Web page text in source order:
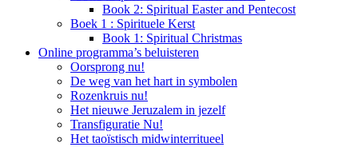
Book 2: Spiritual Easter and Pentecost
Boek 1 : Spirituele Kerst
Book 1: Spiritual Christmas
Online programma’s beluisteren
Oorsprong nu!
De weg van het hart in symbolen
Rozenkruis nu!
Het nieuwe Jeruzalem in jezelf
Transfiguratie Nu!
Het taoïstisch midwinterritueel